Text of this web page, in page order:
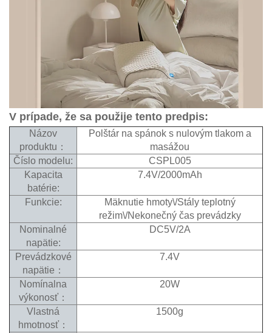
V prípade, že sa použije tento predpis:
Názov
produktu：
Polštár na spánok s nulovým tlakom a
masážou
Číslo modelu:
CSPL005
Kapacita
batérie:
7.4V/2000mAh
Funkcie:
Mäknutie hmoty\/Stály teplotný
režim\/Nekonečný čas prevádzky
Nominalné
napätie:
DC5V/2A
Prevádzkové
napätie：
7.4V
Nomínalna
výkonosť：
20W
Vlastná
hmotnosť：
1500g